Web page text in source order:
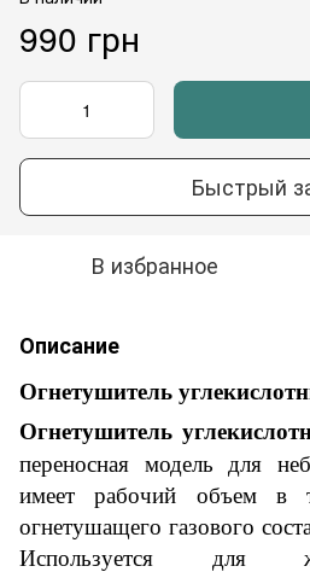
990 грн
Быстрый
В избранное
Описание
Огнетушитель
Огнетушитель
переносная модель
для
имеет рабочий объем в
огнетушащего газового
Используется для